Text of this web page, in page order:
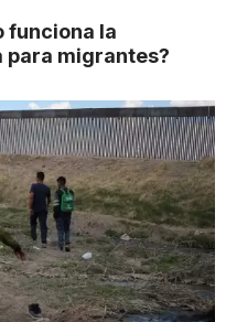
funciona la
para migrantes?